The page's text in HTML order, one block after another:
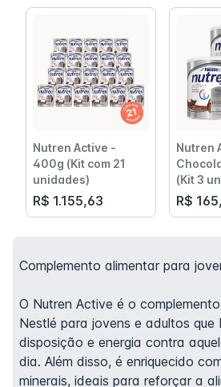
Nutren Active -
400g (Kit com 21
unidades)
R$ 1.155,63
Nutren
(Kit 3
R$
Complemento alimentar para
O Nutren Active é o
Nestlé para jovens e adultos que
disposição e energia contra
dia. Além disso, é enriquecido
minerais, ideais para reforçar a